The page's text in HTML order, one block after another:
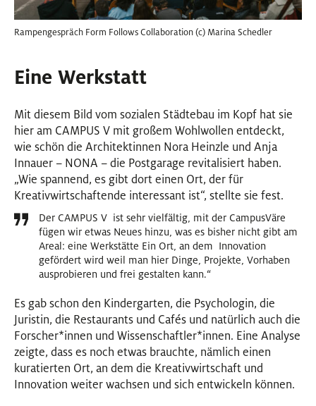
Rampengespräch Form Follows Collaboration (c) Marina Schedler
Eine Werkstatt
Mit diesem Bild vom sozialen Städtebau im Kopf hat sie
hier am CAMPUS V mit großem Wohlwollen entdeckt,
wie schön die Architektinnen Nora Heinzle und Anja
Innauer – NONA – die Postgarage revitalisiert haben.
„Wie spannend, es gibt dort einen Ort, der für
Kreativwirtschaftende interessant ist“, stellte sie fest.
Der CAMPUS V ist sehr vielfältig, mit der CampusVäre
fügen wir etwas Neues hinzu, was es bisher nicht gibt am
Areal: eine Werkstätte Ein Ort, an dem Innovation
gefördert wird weil man hier Dinge, Projekte, Vorhaben
ausprobieren und frei gestalten kann.“
Es gab schon den Kindergarten, die Psychologin, die
Juristin, die Restaurants und Cafés und natürlich auch die
Forscher*innen Innen
und Wissenschaftler*innenInnen
. Eine Analyse
zeigte, dass es noch etwas brauchte, nämlich einen
kuratierten Ort, an dem die Kreativwirtschaft und
Innovation weiter wachsen und sich entwickeln können.